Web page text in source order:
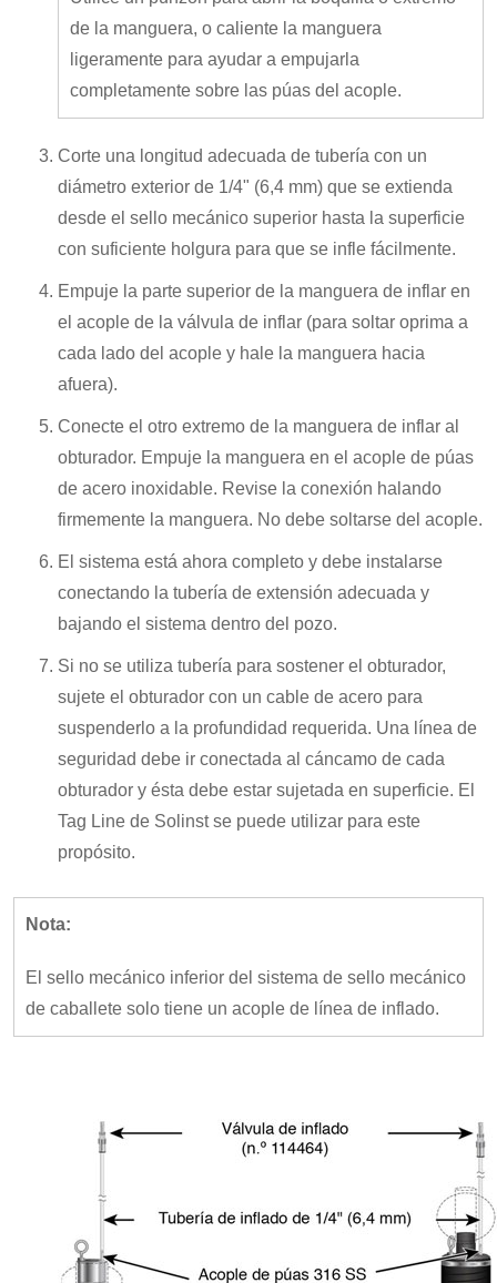
de la manguera, o caliente la manguera
ligeramente para ayudar a empujarla
completamente sobre las púas del acople.
Corte una longitud adecuada de tubería con un
diámetro exterior de 1/4" (6,4 mm) que se extienda
desde el sello mecánico superior hasta la superficie
con suficiente holgura para que se infle fácilmente.
Empuje la parte superior de la manguera de inflar en
el acople de la válvula de inflar (para soltar oprima a
cada lado del acople y hale la manguera hacia
afuera).
Conecte el otro extremo de la manguera de inflar al
obturador. Empuje la manguera en el acople de púas
de acero inoxidable. Revise la conexión halando
firmemente la manguera. No debe soltarse del acople.
El sistema está ahora completo y debe instalarse
conectando la tubería de extensión adecuada y
bajando el sistema dentro del pozo.
Si no se utiliza tubería para sostener el obturador,
sujete el obturador con un cable de acero para
suspenderlo a la profundidad requerida. Una línea de
seguridad debe ir conectada al cáncamo de cada
obturador y ésta debe estar sujetada en superficie. El
Tag Line de Solinst se puede utilizar para este
propósito.
Nota:
El sello mecánico inferior del sistema de sello mecánico
de caballete solo tiene un acople de línea de inflado.